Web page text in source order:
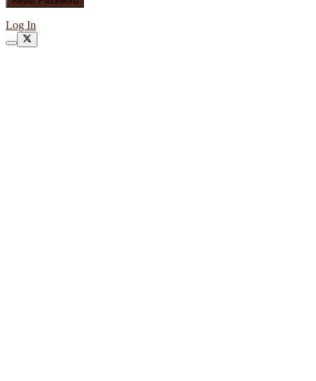
Log In